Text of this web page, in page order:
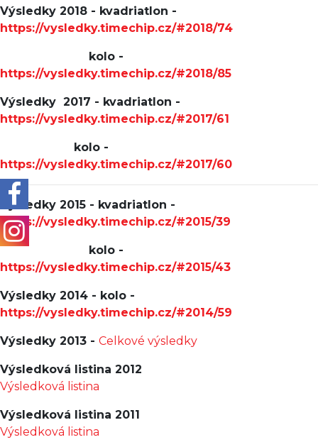
Výsledky 2018 - kvadriatlon -
https://vysledky.timechip.cz/#2018/74
kolo -
https://vysledky.timechip.cz/#2018/85
Výsledky 2017 - kvadriatlon -
https://vysledky.timechip.cz/#2017/61
kolo -
https://vysledky.timechip.cz/#2017/60
Výsledky 2015 - kvadriatlon -
https://vysledky.timechip.cz/#2015/39
kolo -
https://vysledky.timechip.cz/#2015/43
Výsledky 2014 - kolo -
https://vysledky.timechip.cz/#2014/59
Výsledky 2013 - Celkové výsledky
Výsledková listina 2012
Výsledková listina
Výsledková listina 2011
Výsledková listina